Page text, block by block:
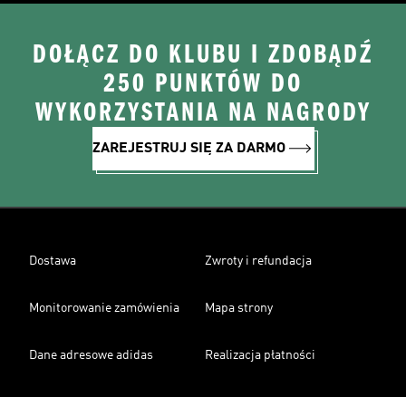
DOŁĄCZ DO KLUBU I ZDOBĄDŹ
250 PUNKTÓW DO
WYKORZYSTANIA NA NAGRODY
ZAREJESTRUJ SIĘ ZA DARMO
Dostawa Zwroty i refundacja
Monitorowanie zamówienia Mapa strony
Dane adresowe adidas Realizacja płatności